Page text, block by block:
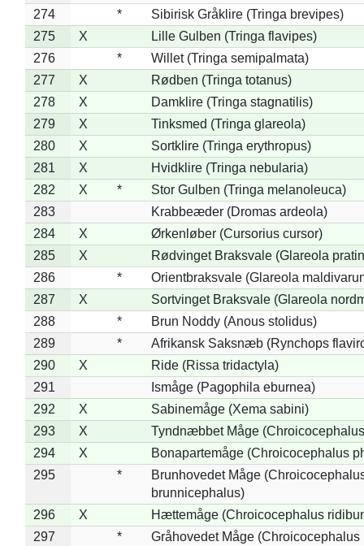
274
*
Sibirisk Gråklire (Tringa brevipes)
275
X
Lille Gulben (Tringa flavipes)
276
*
Willet (Tringa semipalmata)
277
X
Rødben (Tringa totanus)
278
X
Damklire (Tringa stagnatilis)
279
X
Tinksmed (Tringa glareola)
280
X
Sortklire (Tringa erythropus)
281
X
Hvidklire (Tringa nebularia)
282
X *
Stor Gulben (Tringa melanoleuca)
283
Krabbeæder (Dromas ardeola)
284
X
Ørkenløber (Cursorius cursor)
285
X
Rødvinget Braksvale (Glareola
286
*
Orientbraksvale (Glareola
287
X
Sortvinget Braksvale (Glareola
288
*
Brun Noddy (Anous stolidus)
289
*
Afrikansk Saksnæb (Rynchops
290
X
Ride (Rissa tridactyla)
291
Ismåge (Pagophila eburnea)
292
X
Sabinemåge (Xema sabini)
293
X
Tyndnæbbet Måge
294
X
Bonapartemåge (Chroicocephalus
295
*
Brunhovedet Måge
brunnicephalus)
296
X
Hættemåge (Chroicocephalus
297
*
Gråhovedet Måge (Chroicocephalus